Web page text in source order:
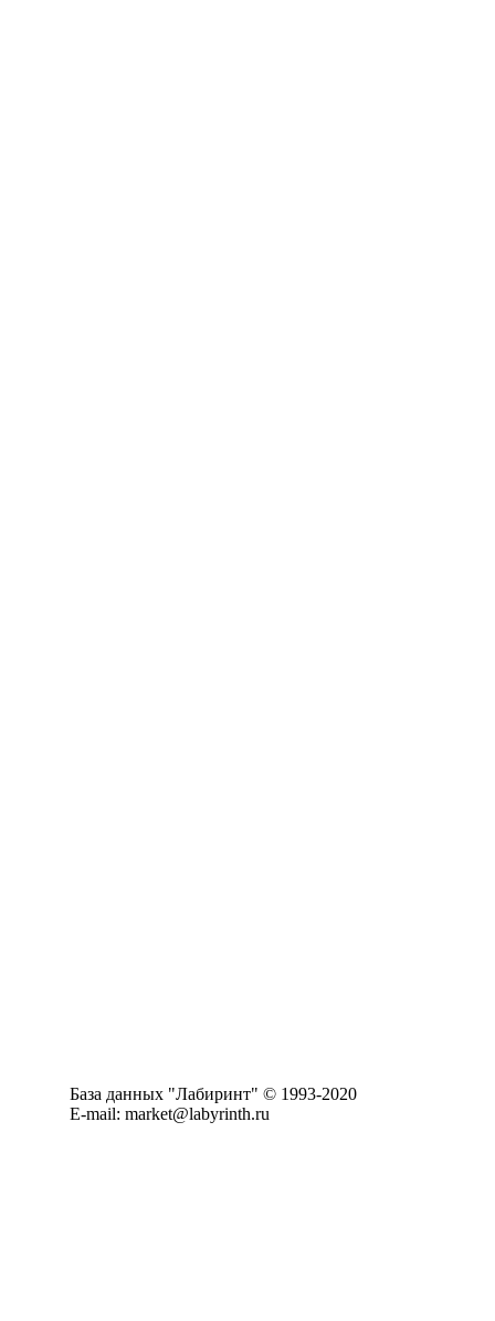
База данных "Лабиринт" © 1993-2020
E-mail: market@labyrinth.ru